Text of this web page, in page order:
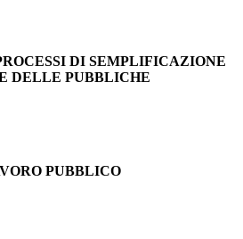
DI SEMPLIFICAZIONE
DELLE PUBBLICHE
PUBBLICO